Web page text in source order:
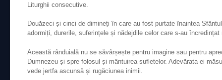
Liturghii consecutive.
Douăzeci și cinci de dimineți în care au fost purtate înaintea
adormiți, durerile, suferințele și nădejdile celor care s-au
Această rânduială nu se săvârșește pentru imagine sau pentru
Dumnezeu și spre folosul și mântuirea sufletelor. Adevărata ei
vede jertfa ascunsă și rugăciunea inimii.